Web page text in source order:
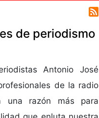
de periodismo
Antonio José
de la radio
una razón más para